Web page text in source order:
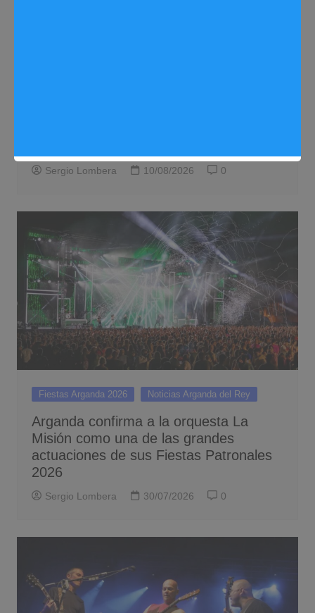
Sergio Lombera 10/08/2026 0
Fiestas Arganda 2026 Noticias Arganda del Rey
Arganda confirma a la orquesta La
Misión como una de las grandes
actuaciones de sus Fiestas Patronales
2026
Sergio Lombera 30/07/2026 0